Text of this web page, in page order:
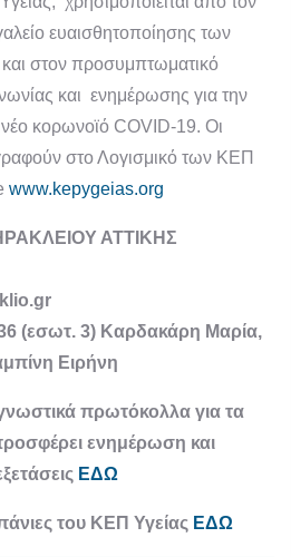
ευαισθητοποίησης των
στον προσυμπτωματικό
και ενημέρωσης για την
κορωνοϊό COVID-19. Οι
στο Λογισμικό των ΚΕΠ
www.kepygeias.org
ΑΤΤΙΚΗΣ
(εσωτ. 3) Καρδακάρη Μαρία,
Ειρήνη
πρωτόκολλα για τα
ενημέρωση και
ΕΔΩ
του ΚΕΠ Υγείας ΕΔΩ